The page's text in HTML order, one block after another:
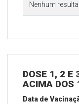
Nenhum
DOSE 1, 2 E
ACIMA DOS
Data de